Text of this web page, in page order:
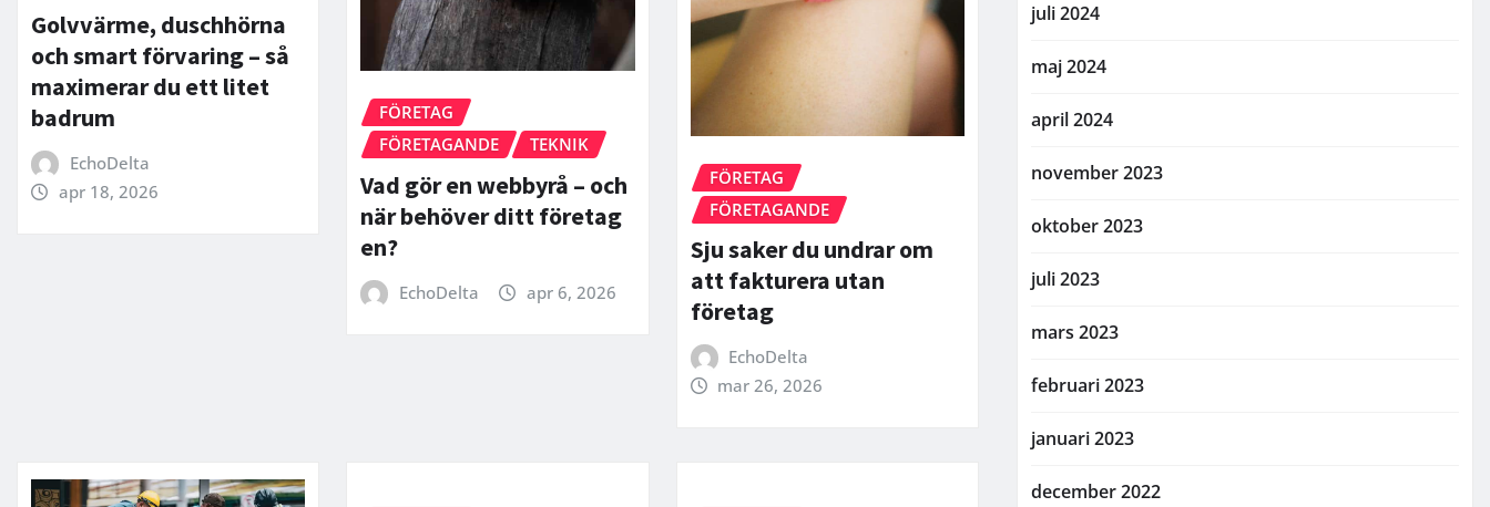
Golvvärme, duschhörna
och smart förvaring – så
maximerar du ett litet
badrum
EchoDelta
apr 18, 2026
FÖRETAG
FÖRETAGANDE
TEKNIK
Vad gör en webbyrå – och
när behöver ditt företag
en?
EchoDelta apr 6, 2026
FÖRETAG
FÖRETAGANDE
Sju saker du undrar om
att fakturera utan
företag
EchoDelta
mar 26, 2026
juli 2024
maj 2024
april 2024
november 2023
oktober 2023
juli 2023
mars 2023
februari 2023
januari 2023
december 2022